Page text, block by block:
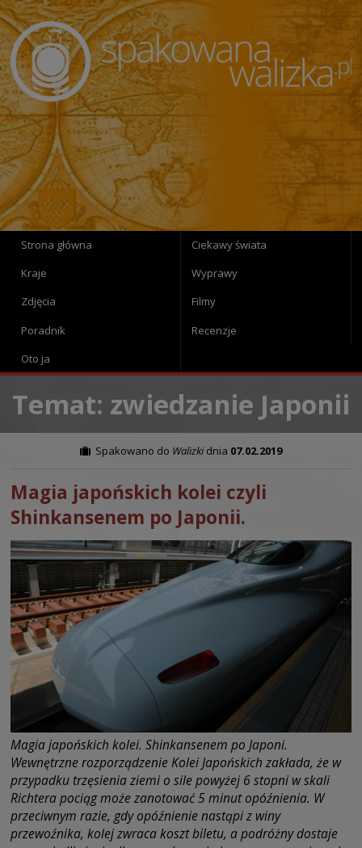
Strona główna
Ciekawy świata
Kraje
Wyprawy
Zdjęcia
Filmy
Poradnik
Recenzje
Oto ja
Temat: zwiedzanie Japonii
Spakowano do Walizkidnia 07.02.2019
Magia japońskich kolei czyli
Shinkansenem po Japonii.
Magia japońskich kolei. Shinkansenem po Japoni.
Wewnętrzne rozporządzenie Kolei Japońskich zakłada, że w
przypadku trzęsienia ziemi o sile powyżej 6 stopni w skali
Richtera pociąg może zanotować 5 minut opóźnienia. W
przeciwnym razie, gdy opóźnienie nastąpi z winy
przewoźnika, kolej zwraca koszt biletu, a podróżny dostaje